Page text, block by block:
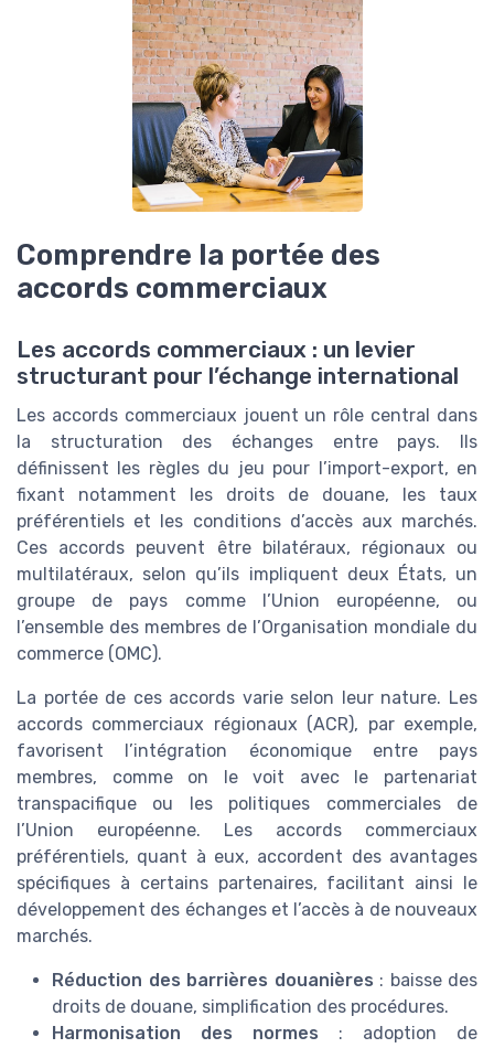
Comprendre la portée des
accords commerciaux
Les accords commerciaux : un levier
structurant pour l’échange international
Les accords commerciaux jouent un rôle central dans
la structuration des échanges entre pays. Ils
définissent les règles du jeu pour l’import-export, en
fixant notamment les droits de douane, les taux
préférentiels et les conditions d’accès aux marchés.
Ces accords peuvent être bilatéraux, régionaux ou
multilatéraux, selon qu’ils impliquent deux États, un
groupe de pays comme l’Union européenne, ou
l’ensemble des membres de l’Organisation mondiale du
commerce (OMC).
La portée de ces accords varie selon leur nature. Les
accords commerciaux régionaux (ACR), par exemple,
favorisent l’intégration économique entre pays
membres, comme on le voit avec le partenariat
transpacifique ou les politiques commerciales de
l’Union européenne. Les accords commerciaux
préférentiels, quant à eux, accordent des avantages
spécifiques à certains partenaires, facilitant ainsi le
développement des échanges et l’accès à de nouveaux
marchés.
Réduction des barrières douanières : baisse des
droits de douane, simplification des procédures.
Harmonisation des normes : adoption de